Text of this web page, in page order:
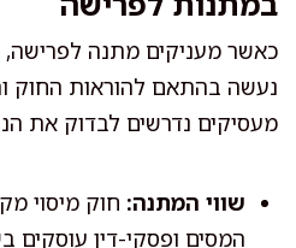
כאשר מעניקים מתנה לפרישה,
נעשה בהתאם להוראות החוק
מעסיקים נדרשים לבדוק את
שווי המתנה: חוק מיסוי
המסים ופסקי-דין עוסקים